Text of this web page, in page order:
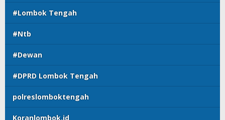
#Lombok Tengah
#Ntb
#Dewan
#DPRD Lombok Tengah
polreslomboktengah
Koranlombok.id